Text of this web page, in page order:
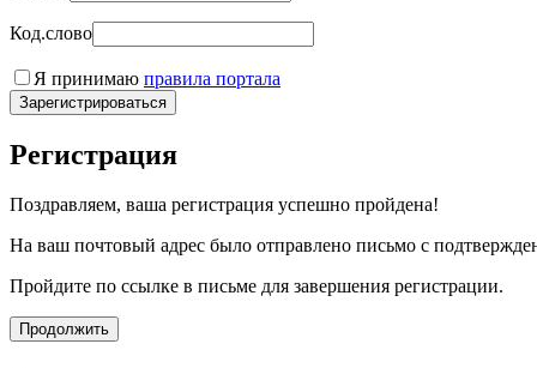
Код.слово
Я принимаю правила портала
Зарегистрироваться
Регистрация
Поздравляем, ваша регистрация успешно пройдена!
На ваш почтовый адрес было отправлено письмо с
Пройдите по ссылке в письме для завершения регистрации.
Продолжить